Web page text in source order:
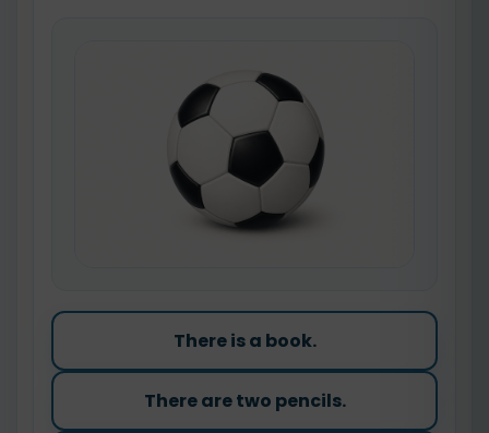
There is a book.
There are two pencils.